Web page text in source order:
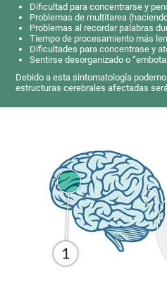
Dificultad para concentrarse y
Problemas de multitarea
Problemas al recordar palabras
Tiempo de procesamiento más
Dificultades para concentrase y
Sentirse desorganizado o
Debido a esta sintomatología
estructuras cerebrales afectadas